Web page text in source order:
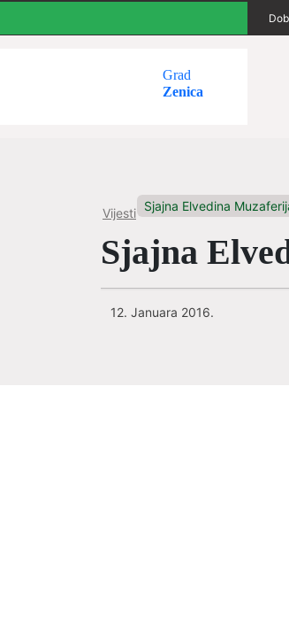
Grad
Zenica
Vijesti Sjajna Elvedina
Sjajna
12. Januara 2016.